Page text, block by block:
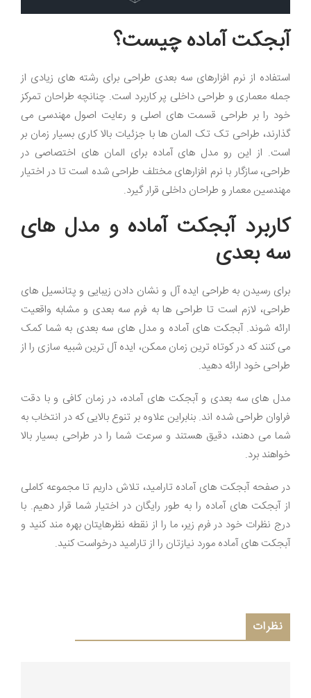
آبجکت آماده چیست؟
استفاده از نرم افزارهای سه بعدی طراحی برای رشته های زیادی از
جمله معماری و طراحی داخلی پر کاربرد است. چنانچه طراحان تمرکز
خود را بر طراحی قسمت های اصلی و رعایت اصول مهندسی می
گذارند، طراحی تک تک المان ها با جزئیات بالا کاری بسیار زمان بر
است. از این رو مدل های آماده برای المان های اختصاصی در
طراحی، سازگار با نرم افزارهای مختلف طراحی شده است تا در اختیار
مهندسین معمار و طراحان داخلی قرار گیرد.
کاربرد آبجکت آماده و مدل های
سه بعدی
برای رسیدن به طراحی ایده آل و نشان دادن زیبایی و پتانسیل های
طراحی، لازم است تا طراحی ها به فرم سه بعدی و مشابه واقعیت
ارائه شوند. آبجکت های آماده و مدل های سه بعدی به شما کمک
می کنند که در کوتاه ترین زمان ممکن، ایده آل ترین شبیه سازی را از
طراحی خود ارائه دهید.
مدل های سه بعدی و آبجکت های آماده، در زمان کافی و با دقت
فراوان طراحی شده اند. بنابراین علاوه بر تنوع بالایی که در انتخاب به
شما می دهند، دقیق هستند و سرعت شما را در طراحی بسیار بالا
خواهند برد.
در صفحه آبجکت های آماده تارامید، تلاش داریم تا مجموعه کاملی
از آبجکت های آماده را به طور رایگان در اختیار شما قرار دهیم. با
درج نظرات خود در فرم زیر، ما را از نقطه نظرهایتان بهره مند کنید و
آبجکت های آماده مورد نیازتان را از تارامید درخواست کنید.
نظرات